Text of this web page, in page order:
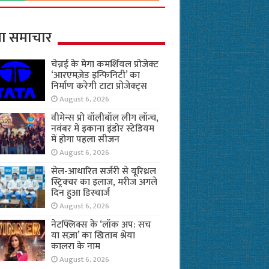
समाचार
चेन्नई के मेगा कमर्शियल प्रोजेक्ट
‘आरएमज़ेड इन्फिनिटी’ का
निर्माण करेगी टाटा प्रोजेक्ट्स
August 6, 2026
वीमेन्स प्रो वॉलीबॉल लीग लॉन्च,
नवंबर में इकाना इंडोर स्टेडियम
में होगा पहला सीजन
August 6, 2026
सेल-आधारित सर्जरी से यूरिथ्रल
स्ट्रिक्चर का इलाज, मरीज अगले
दिन हुआ डिस्चार्ज
August 6, 2026
नेटफ्लिक्स के ‘लॉक अप: सच
या सज़ा’ का खिताब श्रेया
कालरा के नाम
August 6, 2026